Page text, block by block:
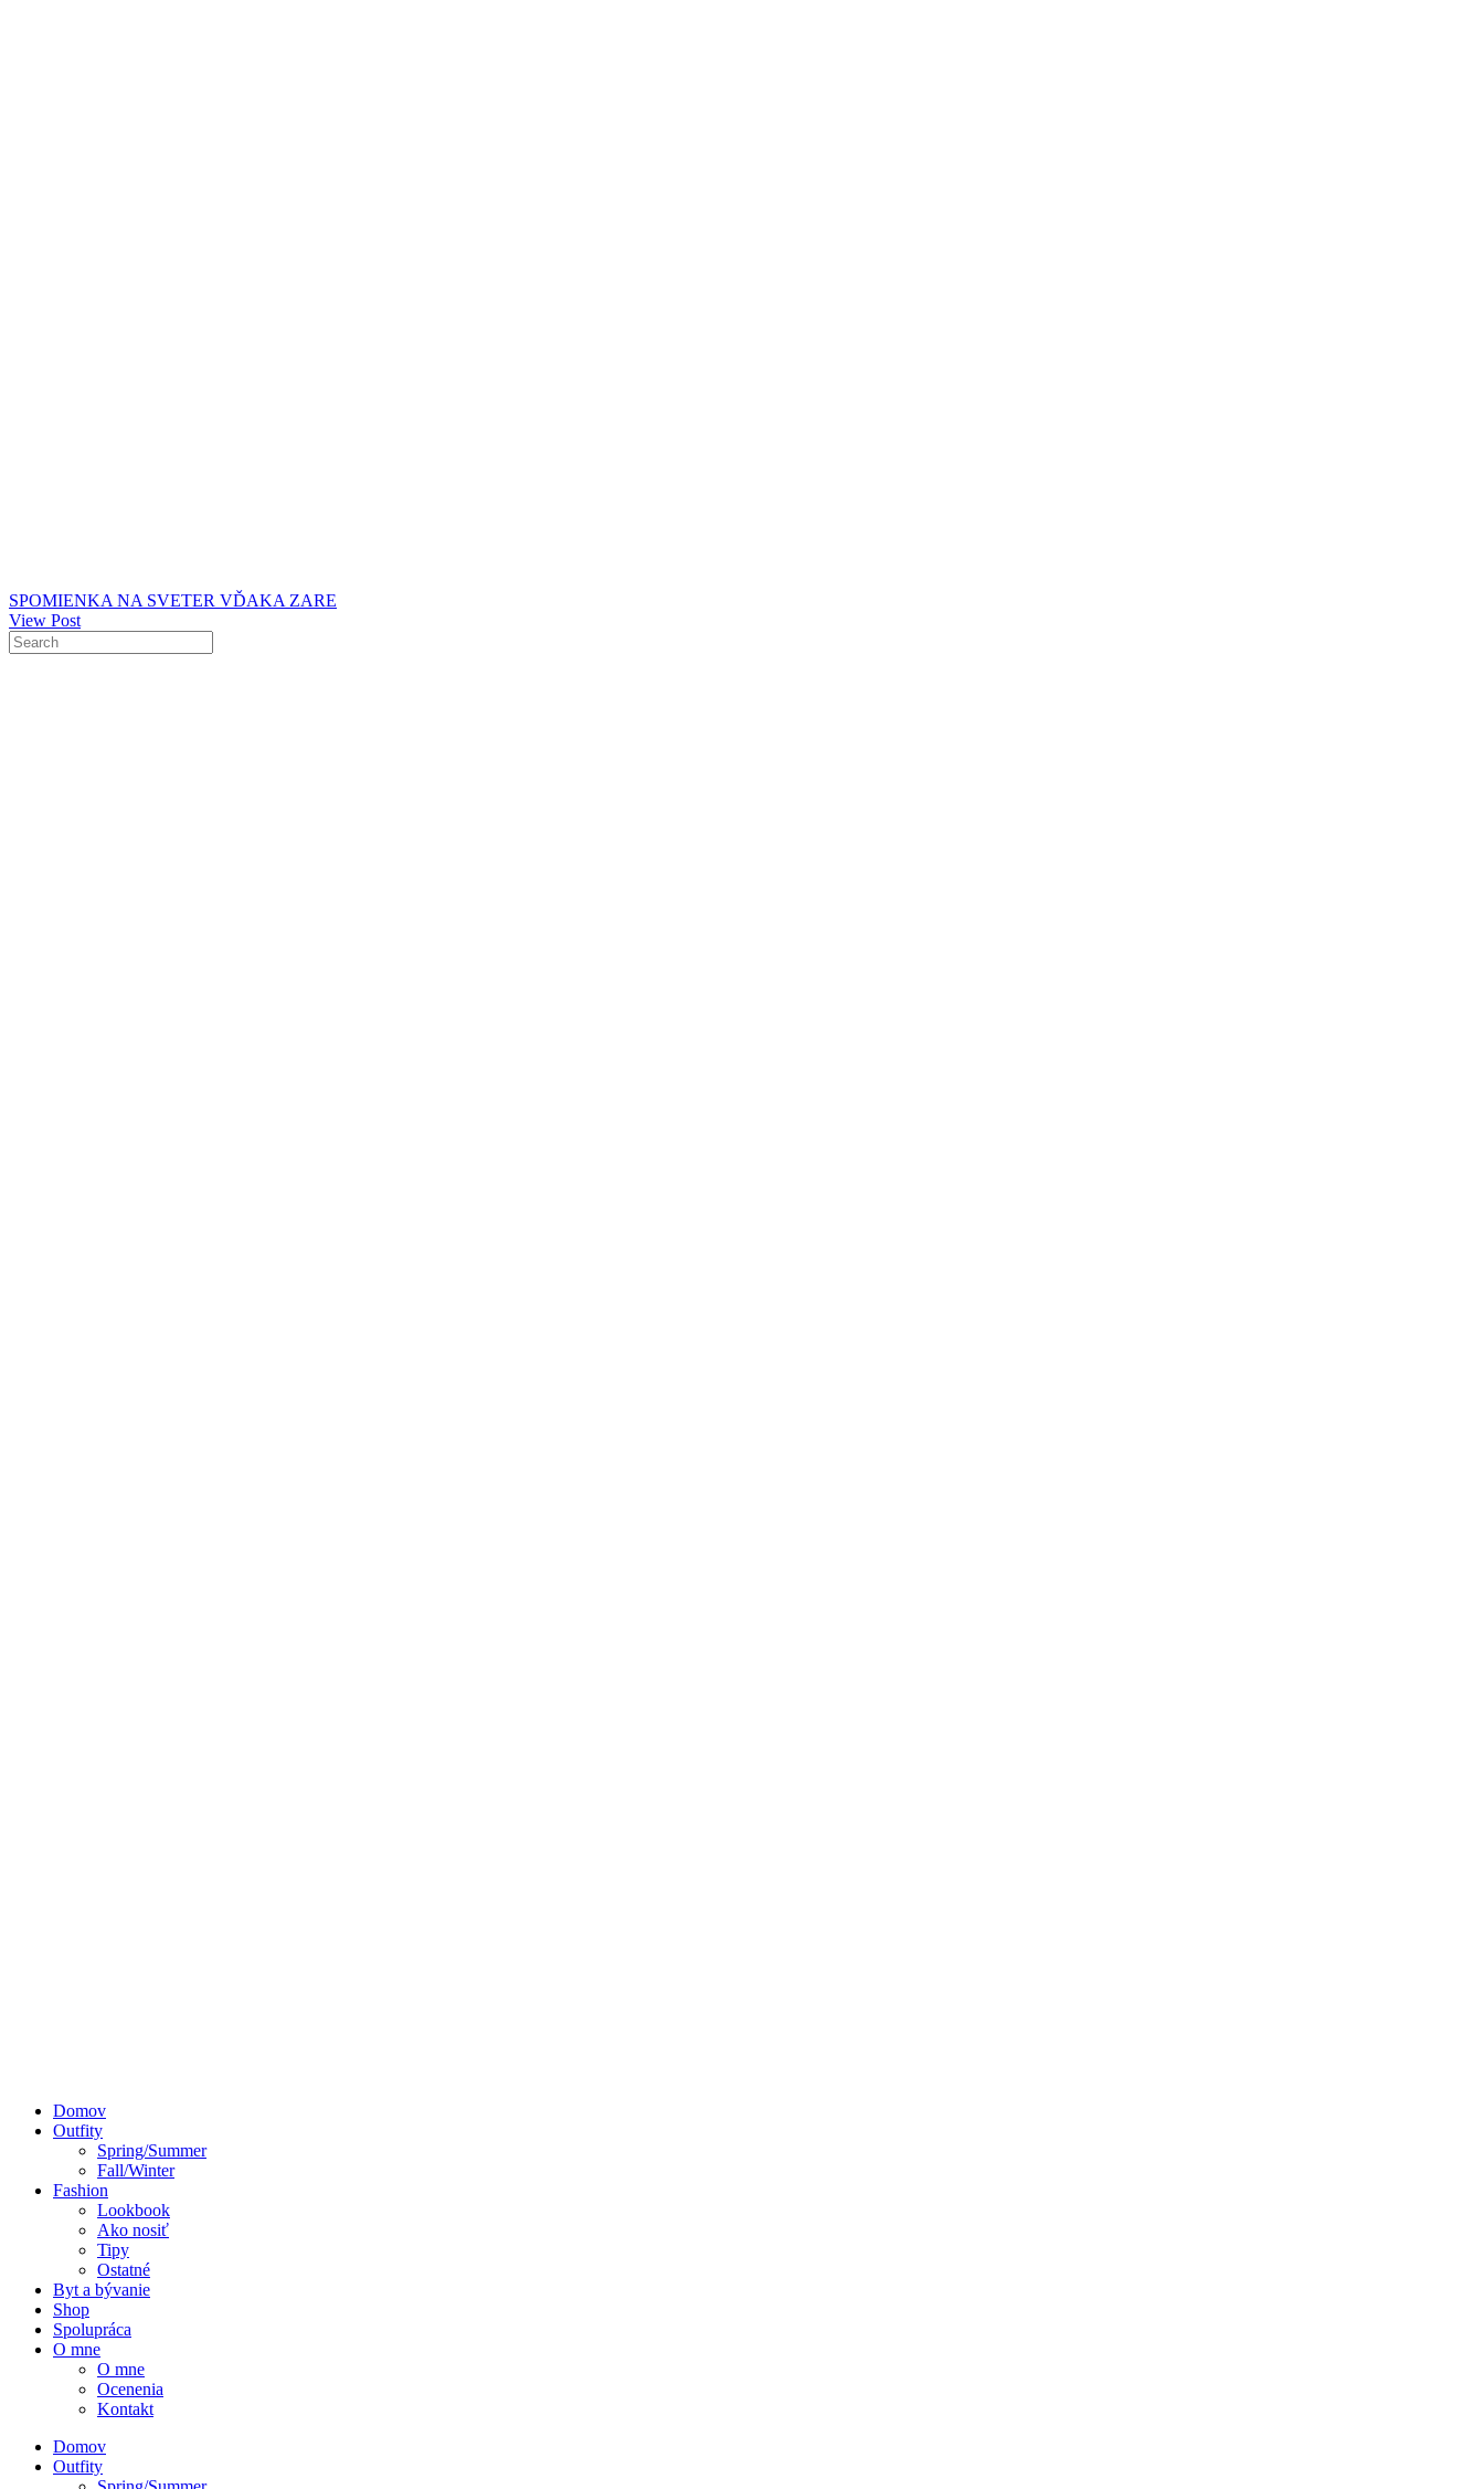
SPOMIENKA NA SVETER VĎAKA ZARE
View Post
Domov
Outfity
Spring/Summer
Fall/Winter
Fashion
Lookbook
Ako nosiť
Tipy
Ostatné
Byt a bývanie
Shop
Spolupráca
O mne
O mne
Ocenenia
Kontakt
Domov
Outfity